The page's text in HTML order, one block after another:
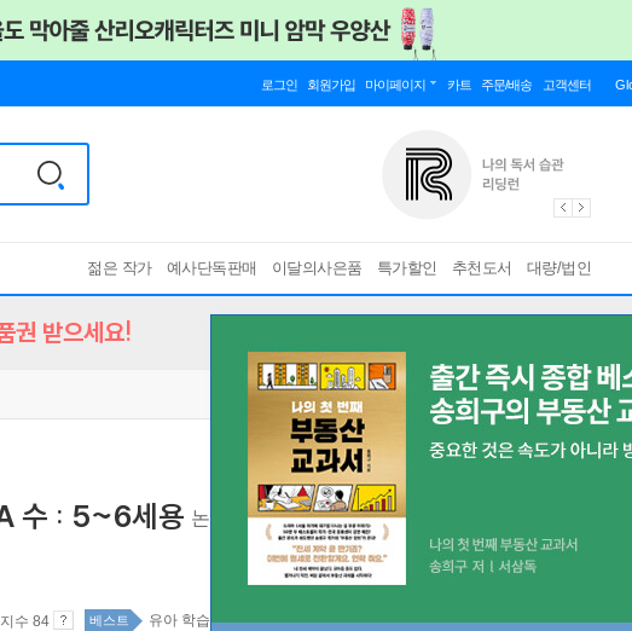
로그인 회원가입 마이페이지 카트 주문/배송 고객센터
젊은 작가 예사단독판매 이달의사은품 특가할인 추천도서 대량/법인
권 받으세요!
수 : 5~6세용 논리 사고력과 창의력이 뛰어난 미래 영재를 키
수 84 베스트 유아 학습 top100 3주